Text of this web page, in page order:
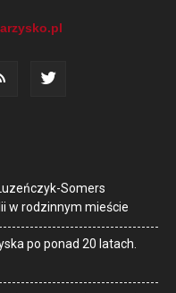
Somers
w rodzinnym mieście
po ponad 20 latach.